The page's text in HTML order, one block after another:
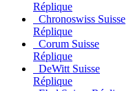
Réplique
Chronoswiss Suisse
Réplique
Corum Suisse
Réplique
DeWitt Suisse
Réplique